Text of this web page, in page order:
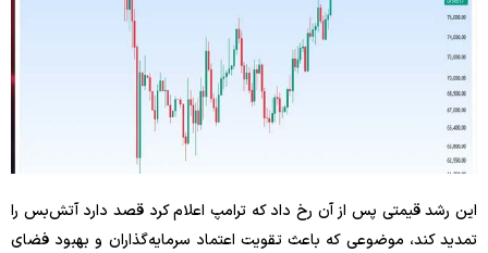
این رشد قیمتی پس از آن رخ داد که ترامپ اعلام کرد قصد دارد آتش‌بس را
تمدید کند، موضوعی که باعث تقویت اعتماد سرمایه‌گذاران و بهبود فضای